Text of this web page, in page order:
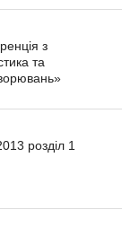
з
та
розділ 1